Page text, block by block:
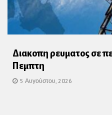
Διακοπη ρευματος σε
Πεμπτη
5 Αυγούστου, 2026